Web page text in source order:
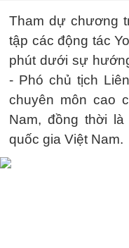
Tham dự chương
tập các động tác
phút dưới sự
- Phó chủ tịch
chuyên môn cao
Nam, đồng thời
quốc gia Việt Nam.